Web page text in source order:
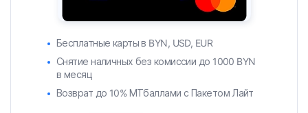
Бесплатные карты в BYN, USD, EUR
Снятие наличных без комиссии до 1000 BYN
в месяц
Возврат до 10% МТбаллами с Пакетом Лайт